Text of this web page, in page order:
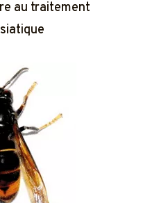
au traitement